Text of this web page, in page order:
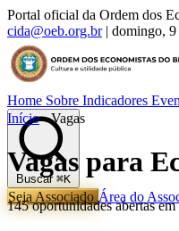
Portal oficial da Ordem dos
cida@oeb.org.br | domingo, 9
Home Sobre Indicadores
Buscar ⌘K
Seja AssociadoÁrea do
Início › Vagas
Vagas para
145 oportunidades abertas